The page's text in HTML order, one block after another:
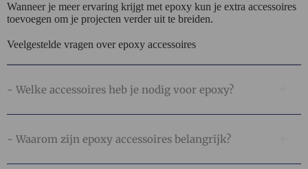
Wanneer je meer ervaring krijgt met epoxy kun je extra accessoires
toevoegen om je projecten verder uit te breiden.
Veelgestelde vragen over epoxy accessoires
- Welke accessoires heb je nodig voor epoxy?
- Waarom zijn epoxy accessoires belangrijk?